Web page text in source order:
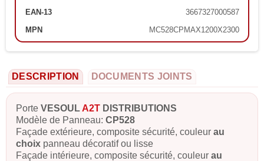
EAN-13
3667327000587
MPN
MC528CPMAX1200X2300
DESCRIPTION DOCUMENTS JOINTS
Porte VESOUL A2T DISTRIBUTIONS
Modèle de Panneau: CP528
Façade extérieure, composite sécurité, couleur au
choix panneau décoratif ou lisse
Façade intérieure, composite sécurité, couleur au